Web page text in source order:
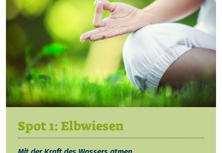
Spot 1: Elbwiesen